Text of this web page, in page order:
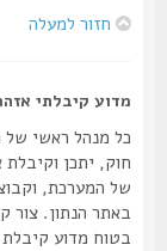
חזור למעלה
מדוע קיבלתי אזהרה?
כל מנהל ראשי של
חוק, יתכן וקיבלת
באתר הנתון. צור
בטוח מדוע קיבלת